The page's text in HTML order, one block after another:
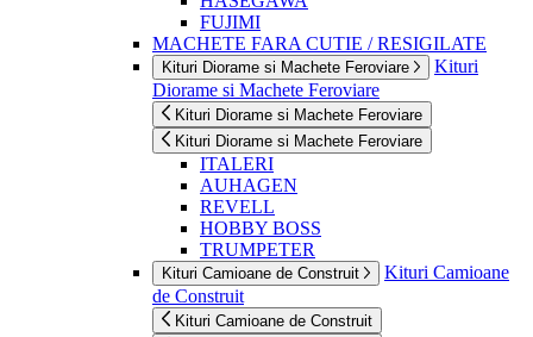
FUJIMI
MACHETE FARA CUTIE / RESIGILATE
Kituri Diorame si Machete Feroviare
Kituri
Diorame si Machete Feroviare
Kituri Diorame si Machete Feroviare
Kituri Diorame si Machete Feroviare
ITALERI
AUHAGEN
REVELL
HOBBY BOSS
TRUMPETER
Kituri Camioane de Construit
Kituri Camioane
de Construit
Kituri Camioane de Construit